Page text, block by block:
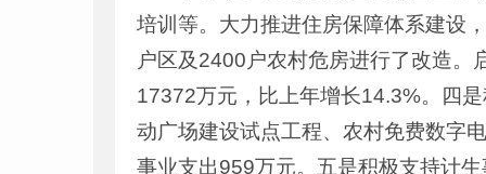
培训等。大力推进住房保障体系建设
户区及2400户农村危房进行了改造
17372万元，比上年增长14.3%。四
动广场建设试点工程、农村免费数字
事业支出959万元。五是积极支持计